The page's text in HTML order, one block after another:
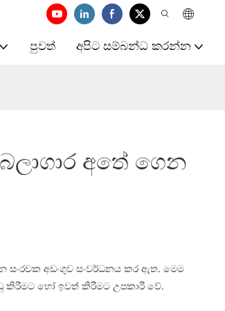
පුවත් අපිට සම්බන්ධ කරන්න
අතේ ගෙන
සංරචක අඩංගුව සංවර්ධනය කර ඇත. මෙම
කිරීමට හෝ ඉවත් කිරීමට උපකාරී වේ.